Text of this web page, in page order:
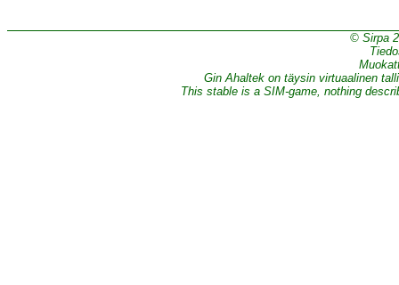
© Sirpa
Gin Ahaltek on täysin virtuaalinen
This stable is a SIM-game, nothing